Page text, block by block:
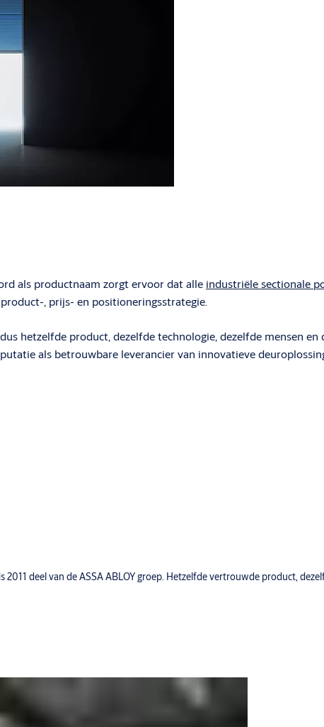
als productnaam zorgt ervoor dat alle industriële sectionale
, prijs- en positioneringsstrategie.
hetzelfde product, dezelfde technologie, dezelfde mensen
als betrouwbare leverancier van innovatieve
deel van de ASSA ABLOY groep. Hetzelfde vertrouwde product,